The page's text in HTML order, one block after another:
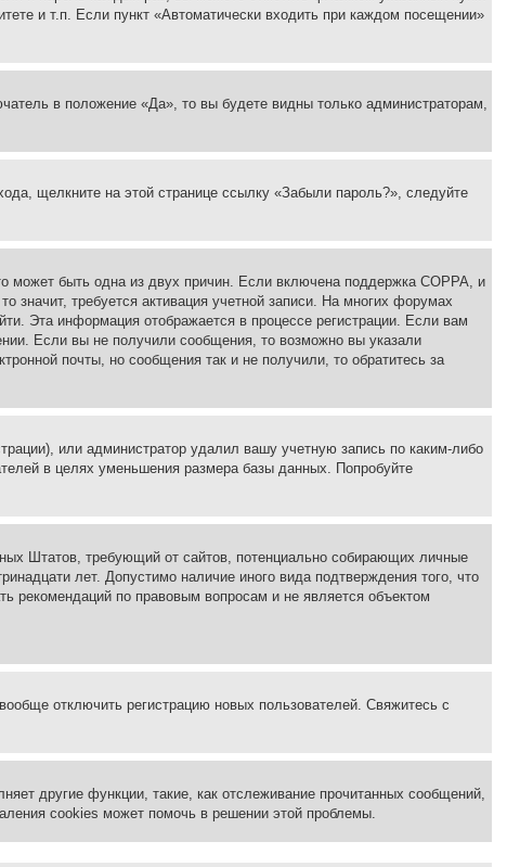
и т.п. Если пункт «Автоматически входить при каждом посещении»
в положение «Да», то вы будете видны только администраторам,
щелкните на этой странице ссылку «Забыли пароль?», следуйте
может быть одна из двух причин. Если включена поддержка COPPA, и
требуется активация учетной записи. На многих форумах
Эта информация отображается в процессе регистрации. Если вам
Если вы не получили сообщения, то возможно вы указали
почты, но сообщения так и не получили, то обратитесь за
или администратор удалил вашу учетную запись по каким-либо
в целях уменьшения размера базы данных. Попробуйте
Штатов, требующий от сайтов, потенциально собирающих личные
лет. Допустимо наличие иного вида подтверждения того, что
рекомендаций по правовым вопросам и не является объектом
отключить регистрацию новых пользователей. Свяжитесь с
другие функции, такие, как отслеживание прочитанных сообщений,
cookies может помочь в решении этой проблемы.